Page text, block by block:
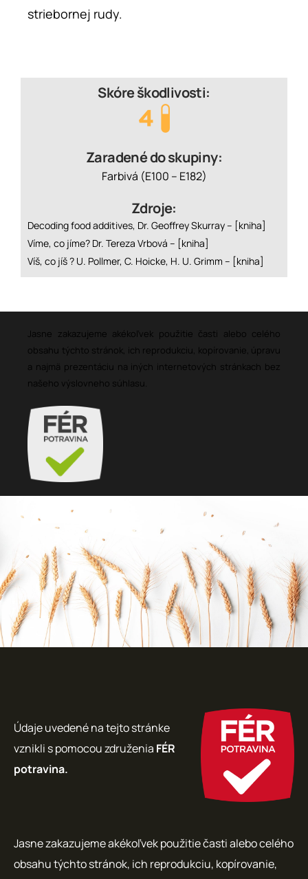
striebornej rudy.
Skóre škodlivosti:
Zaradené do skupiny:
Farbivá (E100 – E182)
Zdroje:
Decoding food additives, Dr. Geoffrey Skurray – [kniha]
Víme, co jíme? Dr. Tereza Vrbová – [kniha]
Víš, co jíš ? U. Pollmer, C. Hoicke, H. U. Grimm – [kniha]
Jasne zakazujeme akékoľvek použitie časti alebo celého
obsahu týchto stránok, ich reprodukciu, kopírovanie, úpravu
a najmä prezentáciu na iných internetových stránkach bez
našeho výslovneho súhlasu.
Údaje uvedené na tejto stránke
vznikli s pomocou združenia FÉR
potravina.
Jasne zakazujeme akékoľvek použitie časti alebo celého
obsahu týchto stránok, ich reprodukciu, kopírovanie,